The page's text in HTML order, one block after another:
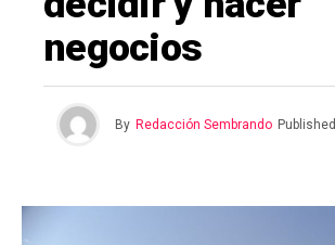
negocios
By Redacción Sembrando Published